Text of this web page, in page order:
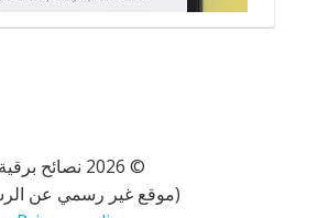
© 2026 نصائح برقية
(موقع غير رسمي عن